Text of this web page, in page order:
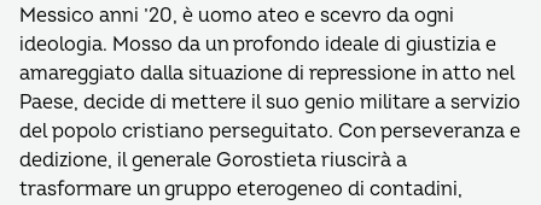
Messico anni ’20, è uomo ateo e scevro da ogni
ideologia. Mosso da un profondo ideale di giustizia e
amareggiato dalla situazione di repressione in atto nel
Paese, decide di mettere il suo genio militare a servizio
del popolo cristiano perseguitato. Con perseveranza e
dedizione, il generale Gorostieta riuscirà a
trasformare un gruppo eterogeneo di contadini,